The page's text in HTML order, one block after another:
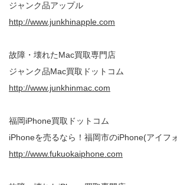
ジャンク品アップル
http://www.junkhinapple.com
故障・壊れたMac買取専門店
ジャンク品Mac買取ドットコム
http://www.junkhinmac.com
福岡iPhone買取ドットコム
iPhoneを売るなら！福岡市のiPhone(アイフ
http://www.fukuokaiphone.com